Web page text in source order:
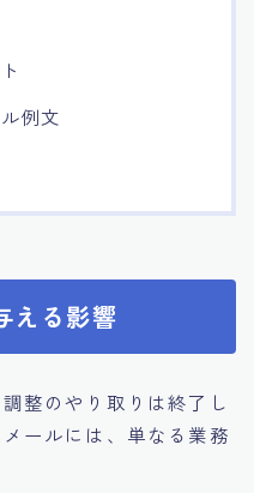
例文
える影響
整のやり取りは終了し
ールには、単なる業務